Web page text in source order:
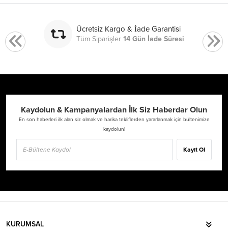
Ücretsiz Kargo & İade Garantisi
Tüm Siparişler14 Gün İade Süresi
Kaydolun & Kampanyalardan İlk Siz Haberdar Olun
En son haberleri ilk alan siz olmak ve harika tekliflerden yararlanmak için bültenimize
kaydolun!
Kayıt Ol
KURUMSAL